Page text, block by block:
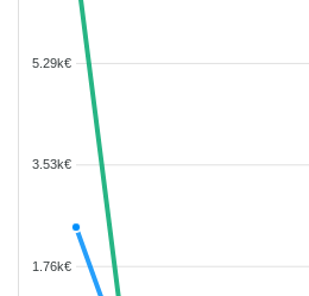
5.29k€
3.53k€
1.76k€